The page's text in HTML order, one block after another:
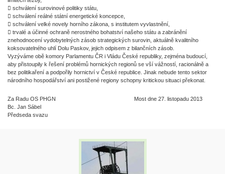
 schválení surovinové politiky státu,
 schválení reálné státní energetické koncepce,
 schválení velké novely horního zákona, s institutem vyvlastnění,
 trvalé a účinné ochraně nerostného bohatství našeho státu a zabránění
znehodnocení vydobytelných zásob strategických surovin, aktuálně kvalitního
koksovatelného uhlí Dolu Paskov, jejich odpisem z bilančních zásob.
Vyzýváme obě komory Parlamentu ČR i Vládu České republiky, zejména budoucí,
aby přistoupily k řešení problémů hornických regionů se vší vážností, racionálně a
bez politikaření a podpořily hornictví v České republice. Jinak nebude tento sektor
národního hospodářství ani postižené regiony schopny kritickou situaci překonat.
Za Radu OS PHGN Most dne 27. listopadu 2013
Bc. Jan Sábel
Předseda svazu